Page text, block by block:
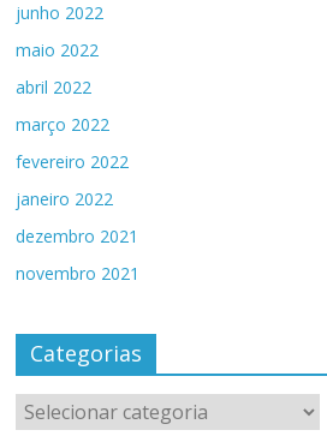
junho 2022
maio 2022
abril 2022
março 2022
fevereiro 2022
janeiro 2022
dezembro 2021
novembro 2021
Categorias
Categorias